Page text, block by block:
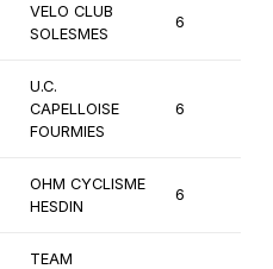
VELO CLUB
SOLESMES
6
U.C.
CAPELLOISE
FOURMIES
6
OHM CYCLISME
HESDIN
6
TEAM